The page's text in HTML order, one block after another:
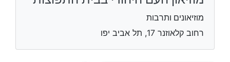
מוזיאונים ותרבות
רחוב קלאוזנר 17, תל אביב יפו